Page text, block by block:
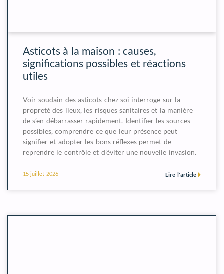
Asticots à la maison : causes,
significations possibles et réactions
utiles
Voir soudain des asticots chez soi interroge sur la
propreté des lieux, les risques sanitaires et la manière
de s’en débarrasser rapidement. Identifier les sources
possibles, comprendre ce que leur présence peut
signifier et adopter les bons réflexes permet de
reprendre le contrôle et d’éviter une nouvelle invasion.
Lire l'article
15 juillet 2026